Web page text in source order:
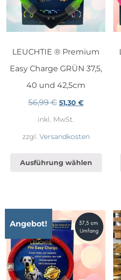
LEUCHTIE ® Premium
Easy Charge GRÜN 37,5,
40 und 42,5cm
56,99€ Ursprünglicher
war:
56,99 €
51,30 €Aktueller
inkl. MwSt.
zzgl. Versandkosten
Ausführung wählen
Die
auf
der
Angebot!